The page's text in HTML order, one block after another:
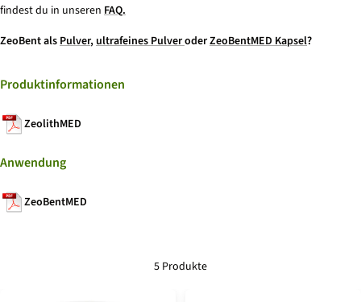
findest du in unseren FAQ.
ZeoBent als Pulver, ultrafeines PulveroderZeoBentMED Kapsel?
Produktinformationen
ZeolithMED
Anwendung
ZeoBentMED
5 Produkte